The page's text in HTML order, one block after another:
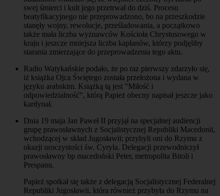
swej śmierci i kult jego przetrwał do dziś. Procesu
beatyfikacyjnego nie przeprowadzono, bo na przeszkodzie
stanęły wojny, rewolucje, prześladowania, a początkowo
także mała liczba wyznawców Kościoła Chrystusowego w
kraju i jeszcze mniejsza liczba kapłanów, którzy podjęliby
starania zmierzające do przeprowadzenia tego aktu.
Radio Watykańskie podało, że po raz pierwszy zdarzyło się,
iż książka Ojca Świętego została przełożona i wydana w
języku arabskim. Książką tą jest "Miłość i
odpowiedzialność", którą Papież obecny napisał jeszcze jako
kardynał.
Dnia 19 maja Jan Paweł II przyjął na specjalnej audiencji
grupę prawosławnych z Socjalistycznej Republiki Macedonii,
wchodzącej w skład Jugosławii; przybyli oni do Rzymu z
okazji uroczystości św. Cyryla. Delegacji przewodniczył
prawosławny bp macedoński Peter, metropolita Bitoli i
Prespanu.
Papież spotkał się także z delegacją Socjalistycznej Federalnej
Republiki Jugosławii, która również przybyła do Rzymu na